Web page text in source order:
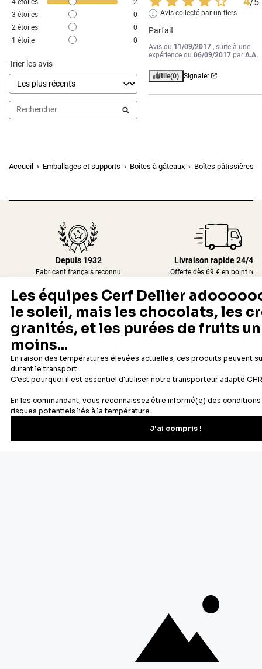
4 étoiles
2
3 étoiles
0
2 étoiles
0
1 étoile 0
Trier les avis
Avis collecté par un tiers
Parfait
Avis du 11/09/2017 , suite à une
expérience du06/09/2017 parA.A.
Utile(0) Signaler
Accueil Emballages et supports Boîtes à gâteaux Boîtes pâtissières
Depuis 1932
Fabricant français reconnu
Livraison rapide 24/48h
Offerte dès 69 € en point
Newsletter
Recevez les recettes, astuces et offres spéciales.
S'inscrire
Contactez notre service client